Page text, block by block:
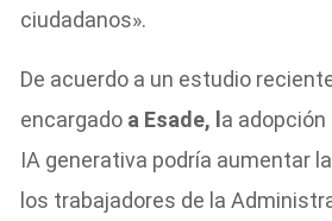
ciudadanos».
De acuerdo a un estudio
encargado a Esade, la adopción
IA generativa podría aumentar
los trabajadores de la